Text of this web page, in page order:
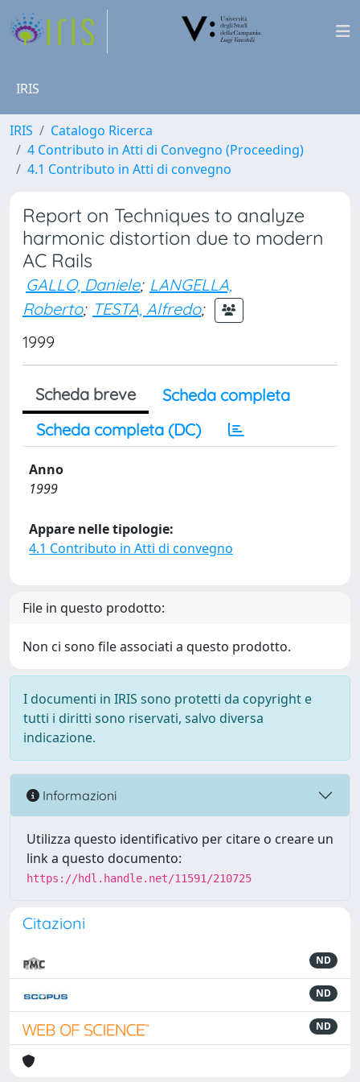
IRIS
IRIS
Catalogo Ricerca
4 Contributo in Atti di Convegno (Proceeding)
4.1 Contributo in Atti di convegno
Report on Techniques to analyze
harmonic distortion due to modern
AC Rails
GALLO, Daniele; LANGELLA,
Roberto; TESTA, Alfredo;
1999
Scheda breve
Scheda completa
Scheda completa (DC)
Anno
1999
Appare nelle tipologie:
4.1 Contributo in Atti di convegno
File in questo prodotto:
Non ci sono file associati a questo prodotto.
I documenti in IRIS sono protetti da copyright e
tutti i diritti sono riservati, salvo diversa
indicazione.
Informazioni
Utilizza questo identificativo per citare o creare un
link a questo documento:
https://hdl.handle.net/11591/210725
Citazioni
ND
ND
ND